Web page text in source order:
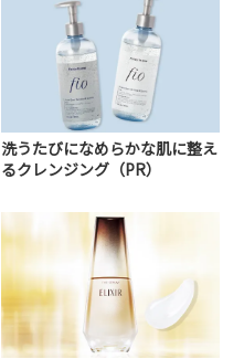
洗うたびになめらかな肌に整え
るクレンジング（PR）